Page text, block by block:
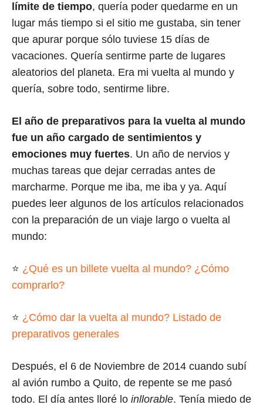
límite de tiempo, quería poder quedarme en un
lugar más tiempo si el sitio me gustaba, sin tener
que apurar porque sólo tuviese 15 días de
vacaciones. Quería sentirme parte de lugares
aleatorios del planeta. Era mi vuelta al mundo y
quería, sobre todo, sentirme libre.
El año de preparativos para la vuelta al mundo
fue un año cargado de sentimientos y
emociones muy fuertes. Un año de nervios y
muchas tareas que dejar cerradas antes de
marcharme. Porque me iba, me iba y ya. Aquí
puedes leer algunos de los artículos relacionados
con la preparación de un viaje largo o vuelta al
mundo:
⭐ ¿Qué es un billete vuelta al mundo? ¿Cómo
comprarlo?
⭐ ¿Cómo dar la vuelta al mundo? Listado de
preparativos generales
Después, el 6 de Noviembre de 2014 cuando subí
al avión rumbo a Quito, de repente se me pasó
todo. El día antes lloré lo inllorable. Tenía miedo de